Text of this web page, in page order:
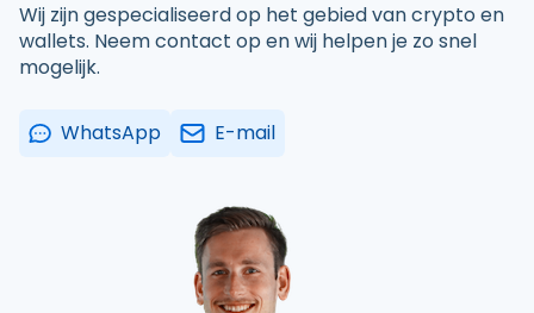
Wij zijn gespecialiseerd op het gebied van crypto en
wallets. Neem contact op en wij helpen je zo snel
mogelijk.
WhatsApp E-mail